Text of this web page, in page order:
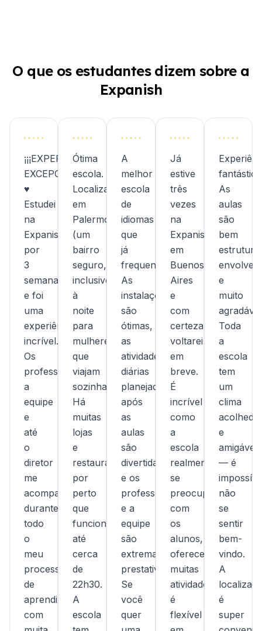
O que os estudantes dizem sobre a
Expanish
¡¡¡EXPERIÊNCIA
EXCEPCIONAL!!!
♥︎
Estudei
na
Expanish
por
3
semanas
e foi
uma
experiência
incrível.
Os
professores,
a
equipe
e
até
o
diretor
me
acompanharam
durante
todo
o
meu
processo
de
aprendizagem
com
Ótima
escola.
Localizada
em
Palermo
(um
bairro
seguro,
inclusive
à
noite
para
mulheres
que
viajam
sozinhas).
Há
muitas
lojas
e
restaurantes
por
perto
que
funcionam
até
cerca
de
22h30.
A
escola
A
melhor
escola
de
idiomas
que
já
frequentei.
As
instalações
são
ótimas,
as
atividades
diárias
planejadas
após
as
aulas
são
divertidas
e os
professores
e a
equipe
são
extremamente
prestativos.
Se
você
quer
Já
estive
três
vezes
na
Expanish
em
Buenos
Aires
e
com
certeza
voltarei
em
breve.
É
incrível
como
a
escola
realmente
se
preocupa
com
os
alunos,
oferece
muitas
atividades,
é
flexível
As
aulas
são
bem
e
muito
Toda
a
escola
tem
um
clima
e
amigável
— é
não
se
sentir
bem-
vindo.
A
é
super